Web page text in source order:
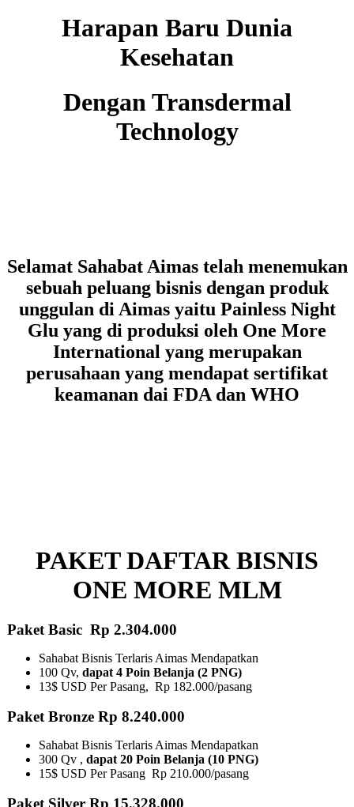
Harapan Baru Dunia
Kesehatan
Dengan Transdermal
Technology
Selamat Sahabat Aimas telah menemukan
sebuah peluang bisnis dengan produk
unggulan di Aimas yaitu Painless Night
Glu yang di produksi oleh One More
International yang merupakan
perusahaan yang mendapat sertifikat
keamanan dai FDA dan WHO
PAKET DAFTAR BISNIS
ONE MORE MLM
Paket Basic Rp 2.304.000
Sahabat Bisnis Terlaris Aimas Mendapatkan
100 Qv, dapat 4 Poin Belanja (2 PNG)
13$ USD Per Pasang, Rp 182.000/pasang
Paket Bronze Rp 8.240.000
Sahabat Bisnis Terlaris Aimas Mendapatkan
300 Qv , dapat 20 Poin Belanja (10 PNG)​
15$ USD Per Pasang Rp 210.000/pasang
Paket Silver Rp 15.328.000